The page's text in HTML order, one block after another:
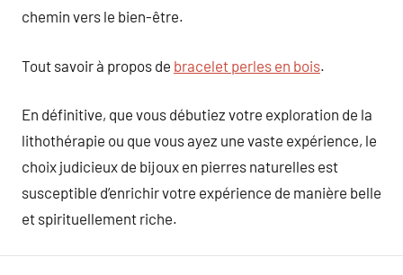
chemin vers le bien-être.
Tout savoir à propos de bracelet perles en bois.
En définitive, que vous débutiez votre exploration de la
lithothérapie ou que vous ayez une vaste expérience, le
choix judicieux de bijoux en pierres naturelles est
susceptible d’enrichir votre expérience de manière belle
et spirituellement riche.